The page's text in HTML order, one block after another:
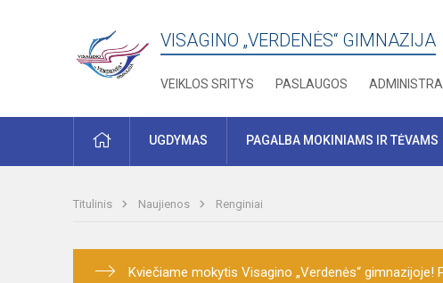
VISAGINO „VERDENĖS“ GIMNAZIJA
VEIKLOS SRITYS PASLAUGOS
PRADŽIAUGDYMAS PAGALBA MOKINIAMS IR TĖVAMS
Titulinis Naujienos Renginiai
Kviečiame mokytis Visagino „Verdenės“